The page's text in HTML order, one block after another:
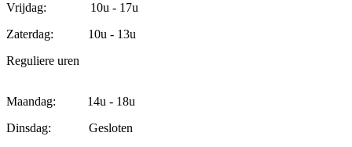
Vrijdag: 10u - 17u
Zaterdag: 10u - 13u
Reguliere uren
Maandag: 14u - 18u
Dinsdag: Gesloten